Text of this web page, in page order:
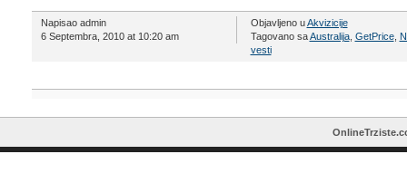
Napisao admin
6 Septembra, 2010 at 10:20 am
Objavljeno uAkvizicije
Tagovano saAustralija, GetPrice,
vesti